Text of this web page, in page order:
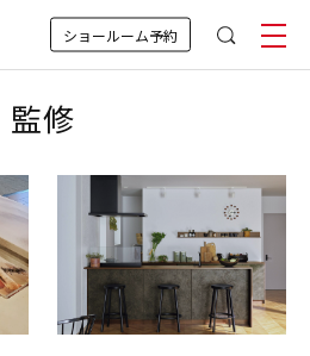
ショールーム予約
監修